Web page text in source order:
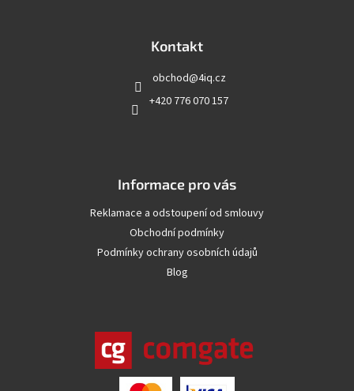
Kontakt
obchod@4iq.cz
+420 776 070 157
Informace pro vás
Reklamace a odstoupení od smlouvy
Obchodní podmínky
Podmínky ochrany osobních údajů
Blog